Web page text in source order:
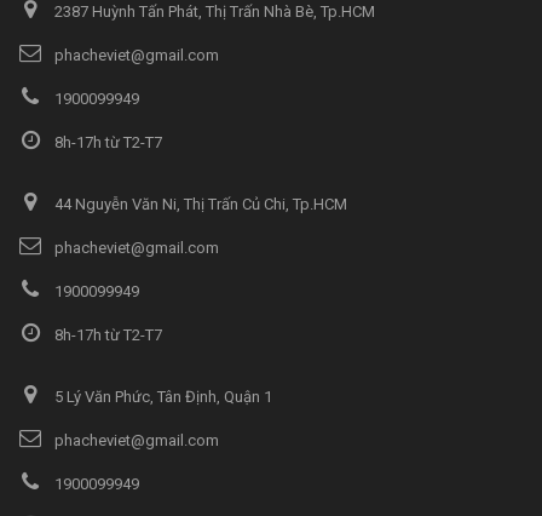
2387 Huỳnh Tấn Phát, Thị Trấn Nhà Bè, Tp.HCM
phacheviet@gmail.com
1900099949
8h-17h từ T2-T7
44 Nguyễn Văn Ni, Thị Trấn Củ Chi, Tp.HCM
phacheviet@gmail.com
1900099949
8h-17h từ T2-T7
5 Lý Văn Phức, Tân Định, Quận 1
phacheviet@gmail.com
1900099949